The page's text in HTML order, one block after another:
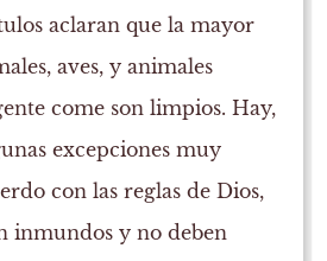
aclaran que la mayor
aves, y animales
come son limpios. Hay,
excepciones muy
con las reglas de Dios,
inmundos y no deben